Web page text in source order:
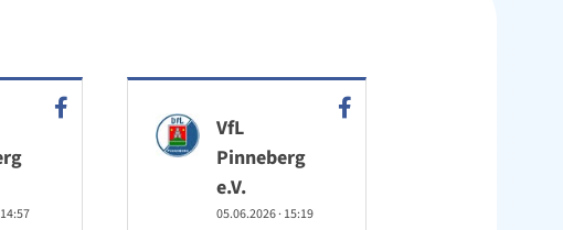
14:57
VfL
Pinneberg
e.V.
05.06.2026· 15:19